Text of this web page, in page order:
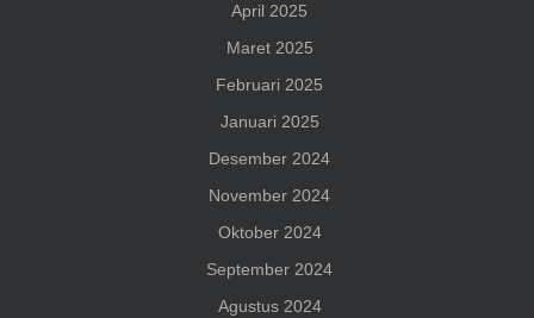
April 2025
Maret 2025
Februari 2025
Januari 2025
Desember 2024
November 2024
Oktober 2024
September 2024
Agustus 2024